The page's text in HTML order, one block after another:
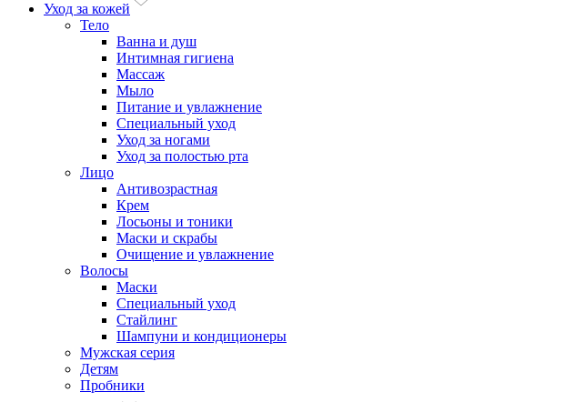
Уход за кожей
Тело
Ванна и душ
Интимная гигиена
Массаж
Мыло
Питание и увлажнение
Специальный уход
Уход за ногами
Уход за полостью рта
Лицо
Антивозрастная
Крем
Лосьоны и тоники
Маски и скрабы
Очищение и увлажнение
Волосы
Маски
Специальный уход
Стайлинг
Шампуни и кондиционеры
Мужская серия
Детям
Пробники